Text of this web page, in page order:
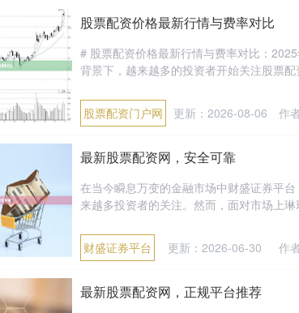
股票配资价格最新行情与费率对比
# 股票配资价格最新行情与费率对比：
背景下，越来越多的投资者开始关注股票
股票配资门户网 更新：2026-08-06 作
最新股票配资网，安全可靠
在当今瞬息万变的金融市场中财盛证券平
来越多投资者的关注。然而，面对市场上
财盛证券平台 更新：2026-06-30 作
最新股票配资网，正规平台推荐